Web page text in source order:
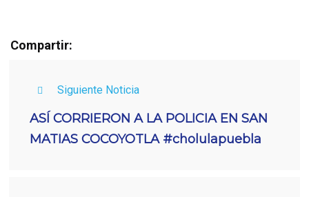
Compartir:
Siguiente Noticia
ASÍ CORRIERON A LA POLICIA EN SAN
MATIAS COCOYOTLA #cholulapuebla